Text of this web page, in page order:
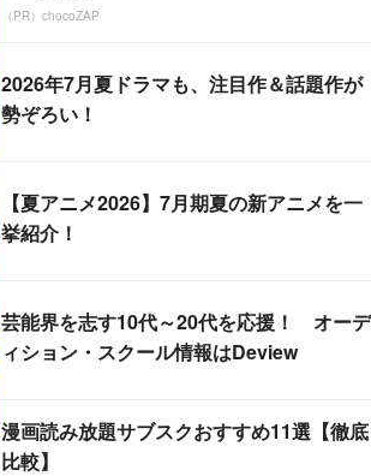
（PR）chocoZAP
2026年7月夏ドラマも、注目作＆話題作が
勢ぞろい！
【夏アニメ2026】7月期夏の新アニメを一
挙紹介！
芸能界を志す10代～20代を応援！ オーデ
ィション・スクール情報はDeview
漫画読み放題サブスクおすすめ11選【徹底
比較】